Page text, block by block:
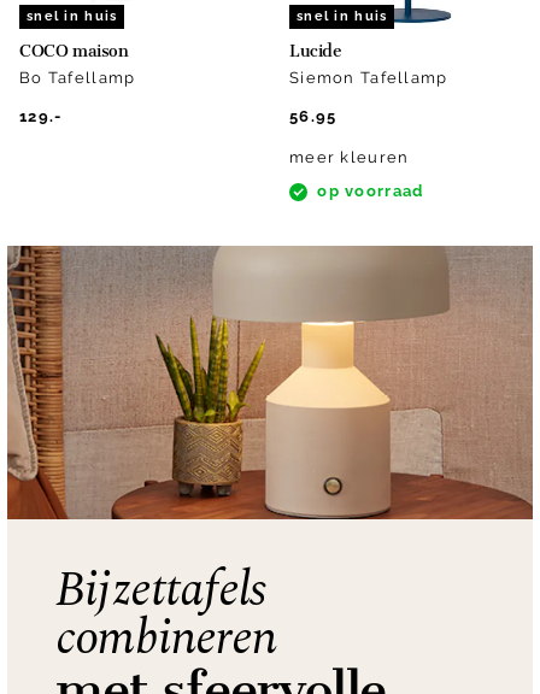
snel in huis
COCO maison
Bo Tafellamp
129.-
snel in huis
Lucide
Siemon Tafellamp
56.95
meer kleuren
op voorraad
Bijzettafels
combineren